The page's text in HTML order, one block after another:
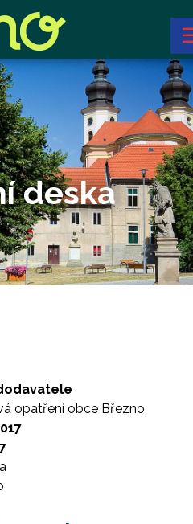
deska
opatření obce Březno